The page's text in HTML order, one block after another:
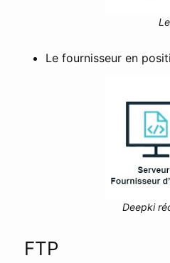
Le fournisseur en
Deepki
FTP